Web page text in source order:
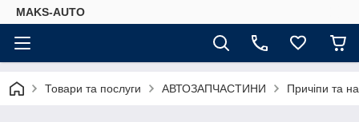
MAKS-AUTO
Товари та послуги АВТОЗАПЧАСТИНИ Причіпи та